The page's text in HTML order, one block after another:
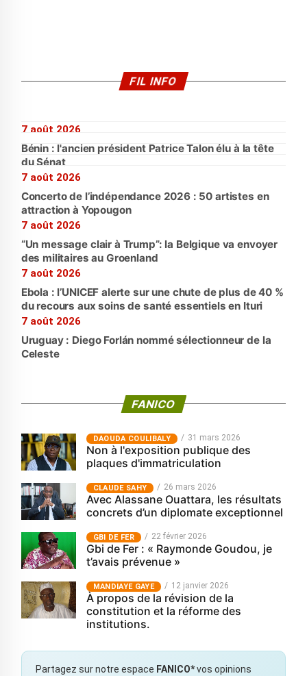
FIL INFO
7 août 2026
Bénin : l'ancien président Patrice Talon élu à la tête
du Sénat
7 août 2026
Concerto de l’indépendance 2026 : 50 artistes en
attraction à Yopougon
7 août 2026
“Un message clair à Trump”: la Belgique va envoyer
des militaires au Groenland
7 août 2026
Ebola : l’UNICEF alerte sur une chute de plus de 40 %
du recours aux soins de santé essentiels en Ituri
7 août 2026
Uruguay : Diego Forlán nommé sélectionneur de la
Celeste
FANICO
‎DAOUDA COULIBALY 31 mars 2026
Non à l'exposition publique des
plaques d'immatriculation
CLAUDE SAHY 26 mars 2026
Avec Alassane Ouattara, les résultats
concrets d’un diplomate exceptionnel
GBI DE FER 22 février 2026
Gbi de Fer : « Raymonde Goudou, je
t’avais prévenue »
MANDIAYE GAYE 12 janvier 2026
À propos de la révision de la
constitution et la réforme des
institutions.
Partagez sur notre espace FANICO*vos opinions